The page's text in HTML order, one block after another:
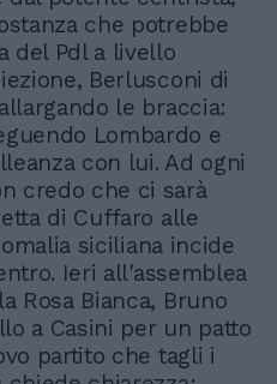
che potrebbe
del Pdl a livello
Berlusconi di
le braccia:
Lombardo e
con lui. Ad ogni
credo che ci sarà
di Cuffaro alle
siciliana incide
Ieri all'assemblea
Rosa Bianca, Bruno
a Casini per un patto
partito che tagli i